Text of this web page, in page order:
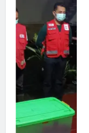
koordinasi,
Sumber:
Atep
Maulana